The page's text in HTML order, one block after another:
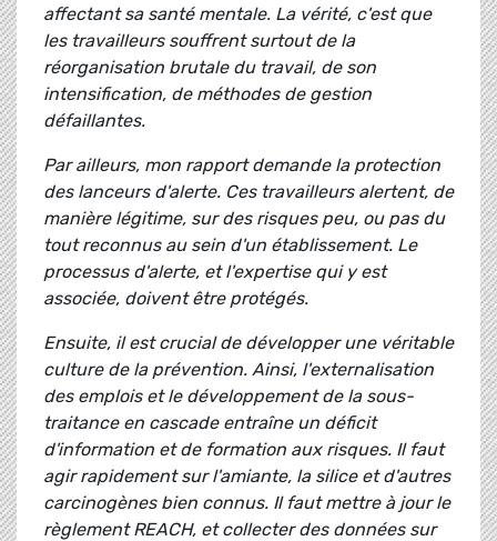
affectant sa santé mentale. La vérité, c'est que
les travailleurs souffrent surtout de la
réorganisation brutale du travail, de son
intensification, de méthodes de gestion
défaillantes.
Par ailleurs, mon rapport demande la protection
des lanceurs d'alerte. Ces travailleurs alertent, de
manière légitime, sur des risques peu, ou pas du
tout reconnus au sein d'un établissement. Le
processus d'alerte, et l'expertise qui y est
associée, doivent être protégés.
Ensuite, il est crucial de développer une véritable
culture de la prévention. Ainsi, l'externalisation
des emplois et le développement de la sous-
traitance en cascade entraîne un déficit
d'information et de formation aux risques. Il faut
agir rapidement sur l'amiante, la silice et d'autres
carcinogènes bien connus. Il faut mettre à jour le
règlement REACH, et collecter des données sur